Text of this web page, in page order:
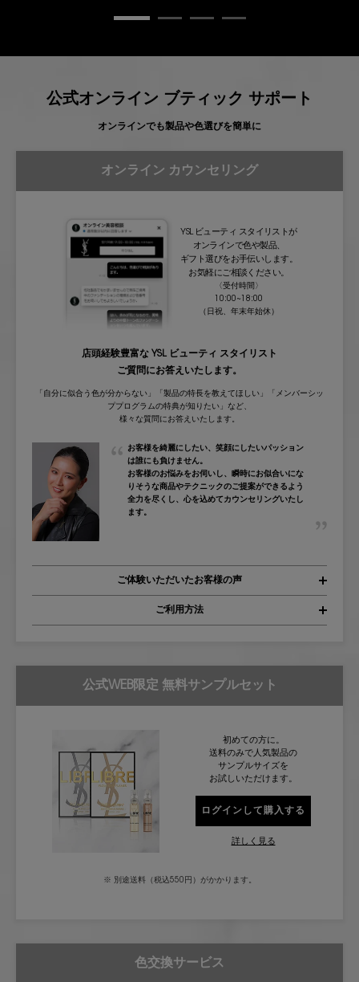
公式オンライン ブティック サポート
オンラインでも製品や色選びを簡単に
オンライン カウンセリング
YSL ビューティ スタイリストが
オンラインで色や製品、
ギフト選びをお手伝いします。
お気軽にご相談ください。
〈受付時間〉
10:00~18:00
（日祝、年末年始休）
店頭経験豊富な YSL ビューティ スタイリスト
ご質問にお答えいたします。
「自分に似合う色が分からない」「製品の特長を教えてほしい」
「メンバーシッ
ププログラムの特典が知りたい」など、
様々な質問にお答えいたします。
お客様を綺麗にしたい、笑顔にしたいパッション
は誰にも負けません。
お客様のお悩みをお伺いし、瞬時にお似合いにな
りそうな商品やテクニックのご提案ができるよう
全力を尽くし、心を込めてカウンセリングいたし
ます。
ご体験いただいたお客様の声
ご利用方法
公式WEB限定 無料サンプルセット
初めての方に。
送料のみで人気製品の
サンプルサイズを
お試しいただけます。
ログインして購入する
詳しく見る
※ 別途送料（税込550円）がかかります。
色交換サービス